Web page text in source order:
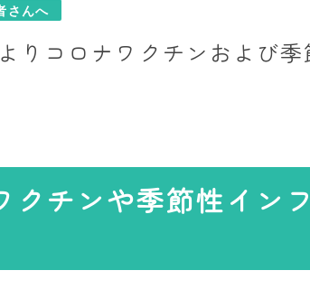
さんへ
りコロナワクチンおよび
クチンや季節性イン